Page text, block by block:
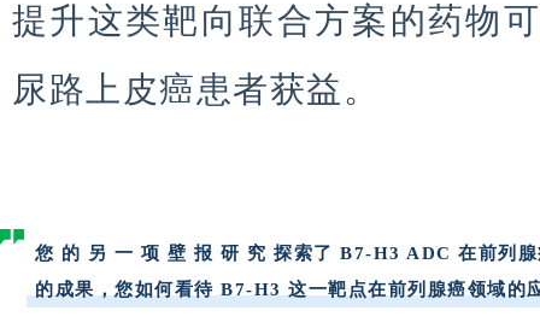
提升这类靶向联合方案的药物
尿路上皮癌患者获益。
您 的 另 一 项 壁 报 研 究 探索了 B7-H3 ADC 在前列
的成果，您如何看待 B7-H3 这一靶点在前列腺癌领域的